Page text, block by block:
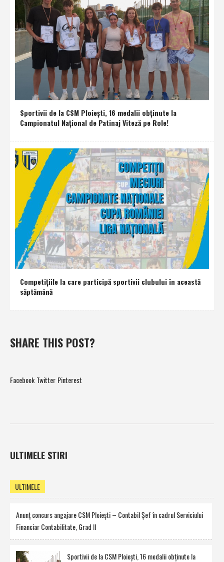
Sportivii de la CSM Ploieşti, 16 medalii obţinute la
Campionatul Naţional de Patinaj Viteză pe Role!
Competiţiile la care participă sportivii clubului în această
săptămână
SHARE THIS POST?
Facebook Twitter Pinterest
ULTIMELE STIRI
ULTIMELE
Anunţ concurs angajare CSM Ploieşti – Contabil Şef în cadrul Serviciului
Financiar Contabilitate, Grad II
Sportivii de la CSM Ploieşti, 16 medalii obţinute la